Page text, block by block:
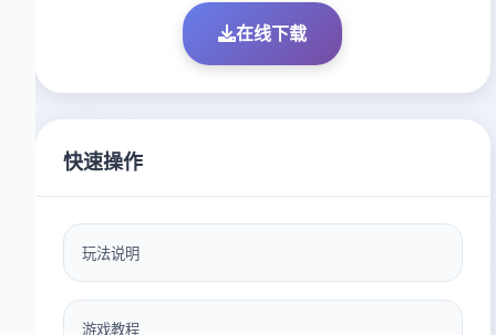
在线下载
快速操作
玩法说明
游戏教程